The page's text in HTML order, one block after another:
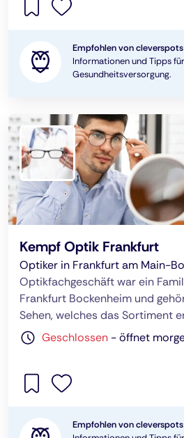
Empfohlen von cleverspots
Informationen und Tipps
Gesundheitsversorgung.
Kempf Optik Frankfurt
Optiker in Frankfurt am Main-
Optikfachgeschäft war ein
Frankfurt Bockenheim und
Sehen, welches das Sortiment
Geschlossen -öffnet
Empfohlen von cleverspots